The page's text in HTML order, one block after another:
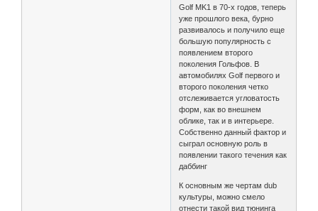
Golf MK1 в 70-х годов, теперь
уже прошлого века, бурно
развивалось и получило еще
большую популярность с
появлением второго
поколения Гольфов. В
автомобилях Golf первого и
второго поколения четко
отслеживается угловатость
форм, как во внешнем
облике, так и в интерьере.
Собственно данный фактор и
сыграл основную роль в
появлении такого течения как
даббинг
К основным же чертам dub
культуры, можно смело
отнести такой вид тюнинга